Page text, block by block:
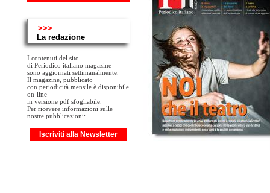
>>>
La redazione
I contenuti del sito
di Periodico italiano magazine
sono aggiornati settimanalmente.
Il magazine, pubblicato
con periodicità mensile è disponibile
on-line
in versione pdf sfogliabile.
Per ricevere informazioni sulle
nostre pubblicazioni:
Iscriviti alla Newsletter